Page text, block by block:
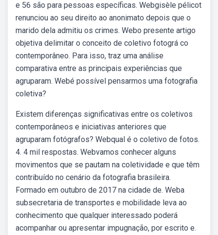
e 56 são para pessoas específicas. Webgisèle pélicot
renunciou ao seu direito ao anonimato depois que o
marido dela admitiu os crimes. Webo presente artigo
objetiva delimitar o conceito de coletivo fotográ co
contemporâneo. Para isso, traz uma análise
comparativa entre as principais experiências que
agruparam. Webé possível pensarmos uma fotografia
coletiva?
Existem diferenças significativas entre os coletivos
contemporâneos e iniciativas anteriores que
agruparam fotógrafos? Webqual é o coletivo de fotos.
4. 4 mil respostas. Webvamos conhecer alguns
movimentos que se pautam na coletividade e que têm
contribuído no cenário da fotografia brasileira.
Formado em outubro de 2017 na cidade de. Weba
subsecretaria de transportes e mobilidade leva ao
conhecimento que qualquer interessado poderá
acompanhar ou apresentar impugnação, por escrito e.